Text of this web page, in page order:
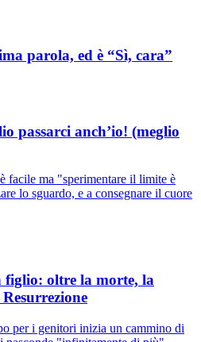
parola, ed è “Sì, cara”
passarci anch’io! (meglio
facile ma "sperimentare il limite è
lo sguardo, e a consegnare il cuore
oltre la morte, la
per i genitori inizia un cammino di